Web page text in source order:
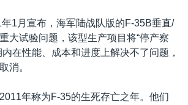
1月宣布，海军陆战队版的F-35B垂直/
大试验问题，该型生产项目将“停产察
在性能、成本和进度上解决不了问题，
消。
年称为F-35的生死存亡之年。他们